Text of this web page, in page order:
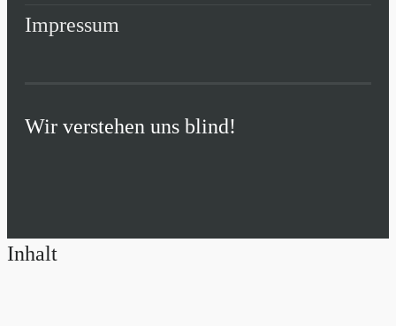
Impressum
Wir verstehen uns blind!
Inhalt